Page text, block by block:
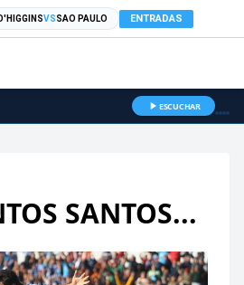
VSSAO PAULO ENTRADAS
ESCUCHAR
SANTOS...